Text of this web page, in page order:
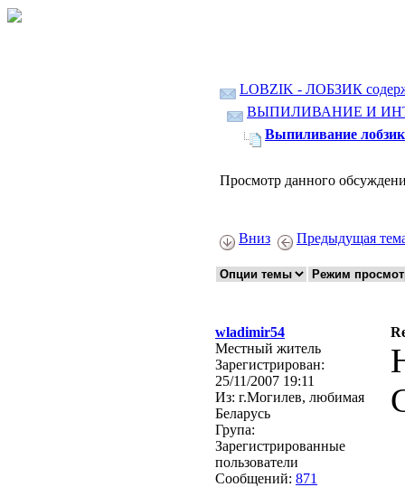
LOBZIK - ЛОБЗИК
ВЫПИЛИВАНИЕ И
Выпиливание
Просмотр данного
Вниз Предыдущая
wladimir54
Местный житель
Зарегистрирован:
25/11/2007 19:11
Из: г.Могилев, любимая
Беларусь
Група:
Зарегистрированные
пользователи
Сообщений: 871